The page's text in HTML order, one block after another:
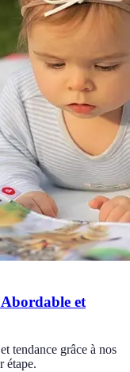
et
tendance grâce à nos
étape.